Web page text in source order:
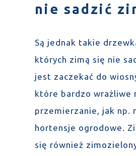
nie sadzić
Są jednak takie
których zimą się nie
jest zaczekać do
które bardzo wrażliwe
przemierzanie, jak np.
hortensje ogrodowe.
się również